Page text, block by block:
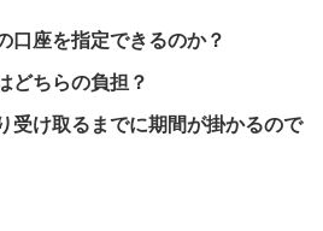
口座を指定できるのか？
どちらの負担？
受け取るまでに期間が掛かるので